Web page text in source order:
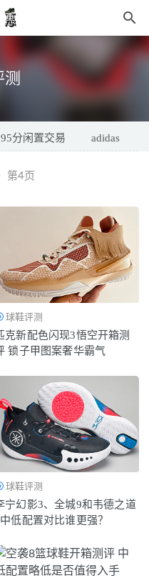
95分闲置交易 adidas
第4页
球鞋评测
克新配色闪现3悟空开箱测
锁子甲图案奢华霸气
球鞋评测
宁幻影3、全城9和韦德之道
低配置对比谁更强？
抢先预览
光，下月登陆
2021-05-24
胃健脾
2019-03-07
在线制作 2025-11-09